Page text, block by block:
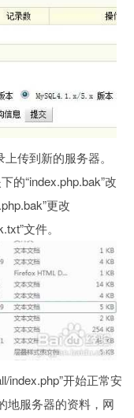
传到新的服务器。
的“index.php.bak”改
更改
文件。
index.php”开始正常安
地服务器的资料，网